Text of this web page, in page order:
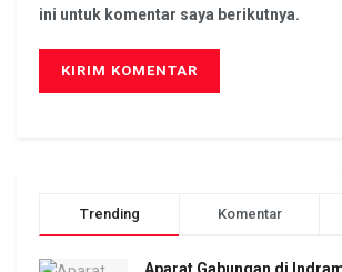
ini untuk komentar saya berikutnya.
Trending Komentar
Aparat Gabungan di